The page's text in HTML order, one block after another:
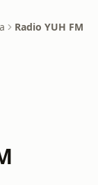
Radio YUH FM